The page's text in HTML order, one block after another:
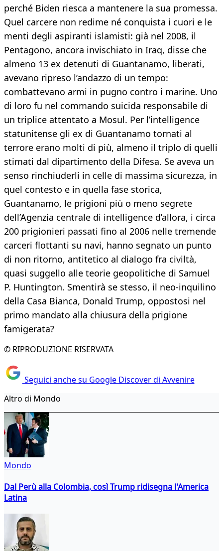
perché Biden riesca a mantenere la sua promessa.
Quel carcere non redime né conquista i cuori e le
menti degli aspiranti islamisti: già nel 2008, il
Pentagono, ancora invischiato in Iraq, disse che
almeno 13 ex detenuti di Guantanamo, liberati,
avevano ripreso l’andazzo di un tempo:
combattevano armi in pugno contro i marine. Uno
di loro fu nel commando suicida responsabile di
un triplice attentato a Mosul. Per l’intelligence
statunitense gli ex di Guantanamo tornati al
terrore erano molti di più, almeno il triplo di quelli
stimati dal dipartimento della Difesa. Se aveva un
senso rinchiuderli in celle di massima sicurezza, in
quel contesto e in quella fase storica,
Guantanamo, le prigioni più o meno segrete
dell’Agenzia centrale di intelligence d’allora, i circa
200 prigionieri passati fino al 2006 nelle tremende
carceri flottanti su navi, hanno segnato un punto
di non ritorno, antitetico al dialogo fra civiltà,
quasi suggello alle teorie geopolitiche di Samuel
P. Huntington. Smentirà se stesso, il neo-inquilino
della Casa Bianca, Donald Trump, oppostosi nel
primo mandato alla chiusura della prigione
famigerata?
© RIPRODUZIONE RISERVATA
Seguici anche su Google Discover di Avvenire
Altro di Mondo
Mondo
Dal Perù alla Colombia, così Trump ridisegna l'America
Latina